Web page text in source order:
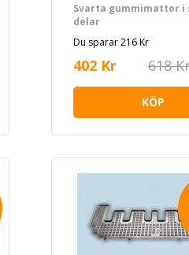
Svarta gummimattor i
delar
Du sparar 216 Kr
402 Kr 618
KÖP